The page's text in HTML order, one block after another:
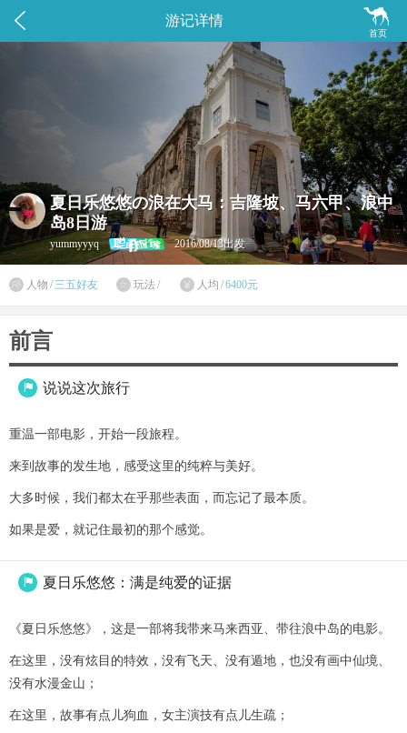
 
首页
游记详情
夏日乐悠悠の浪在大马：吉隆坡、马六甲、浪中
岛8日游
yummyyyq 2016/08/13出发
 人物 / 三五好友  玩法 /  人均 /6400元
前言
 说说这次旅行
重温一部电影，开始一段旅程。
来到故事的发生地，感受这里的纯粹与美好。
大多时候，我们都太在乎那些表面，而忘记了最本质。
如果是爱，就记住最初的那个感觉。
 夏日乐悠悠：满是纯爱的证据
《夏日乐悠悠》，这是一部将我带来马来西亚、带往浪中岛的电影。
在这里，没有炫目的特效，没有飞天、没有遁地，也没有画中仙境、
没有水漫金山；
在这里，故事有点儿狗血，女主演技有点儿生疏；